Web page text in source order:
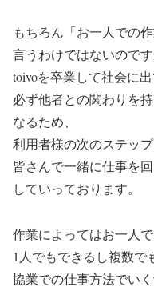
もちろん「お一人での
言うわけではないのです
toivoを卒業して社会に
必ず他者との関わりを
なるため、
利用者様の次のステップ
皆さんで一緒に仕事を
していっております。
作業によってはお一人
1人でもできるし複数で
協業での仕事方法でいく